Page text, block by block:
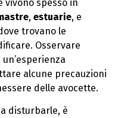
vivono spesso in
, estuarie, e
trovano le
Osservare
alcune precauzioni
delle avocette.
disturbarle, è